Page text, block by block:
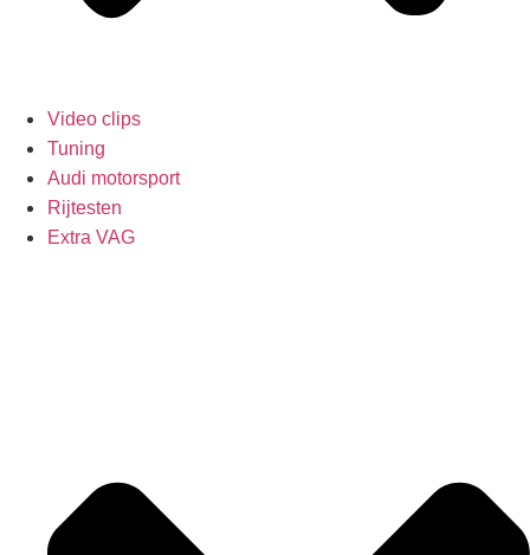
Video clips
Tuning
Audi motorsport
Rijtesten
Extra VAG